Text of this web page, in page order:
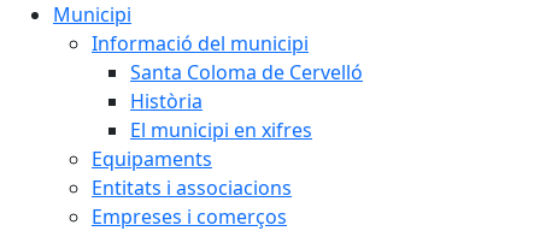
Municipi
Informació del municipi
Santa Coloma de Cervelló
Història
El municipi en xifres
Equipaments
Entitats i associacions
Empreses i comerços